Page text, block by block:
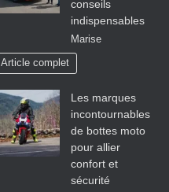
conseils
indispensables
Marise
Article complet
Les marques
incontournables
de bottes moto
pour allier
confort et
sécurité